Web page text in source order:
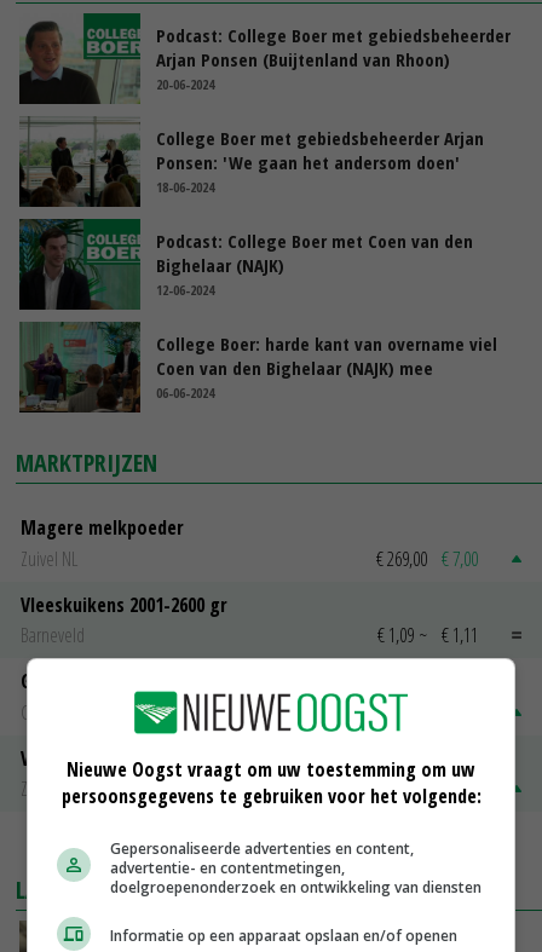
Podcast: College Boer met gebiedsbeheerder
Arjan Ponsen (Buijtenland van Rhoon)
20-06-2024
College Boer met gebiedsbeheerder Arjan
Ponsen: 'We gaan het andersom doen'
18-06-2024
Podcast: College Boer met Coen van den
Bighelaar (NAJK)
12-06-2024
College Boer: harde kant van overname viel
Coen van den Bighelaar (NAJK) mee
06-06-2024
MARKTPRIJZEN
Magere melkpoeder
Zuivel NL
€ 269,00 € 7,00
Vleeskuikens 2001-2600 gr
Barneveld
€ 1,09 ~ € 1,11
Gerst
Groningen
€ 197,00
Volle melkpoeder
Zuivel NL
€ 345,00 € 20,00
MEER MARKTPRIJZEN
LAATSTE NIEUWS
‘Samenwerking A-ware en Amalthea gaat
Nieuwe Oogst vraagt om uw toestemming om uw
persoonsgegevens te gebruiken voor het volgende:
Gepersonaliseerde advertenties en content,
advertentie- en contentmetingen,
doelgroepenonderzoek en ontwikkeling van diensten
Informatie op een apparaat opslaan en/of openen